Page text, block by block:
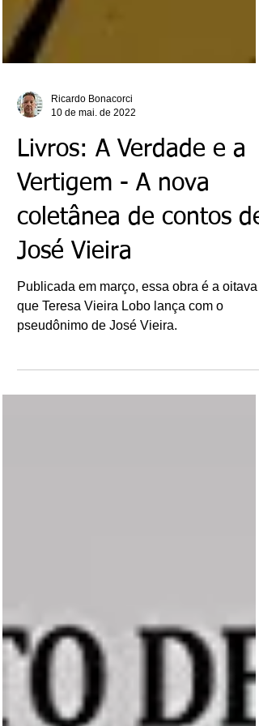
Ricardo Bonacorci
10 de mai. de 2022
Livros: A Verdade e a
Vertigem - A nova
coletânea de contos de
José Vieira
pseudônimo de José Vieira.